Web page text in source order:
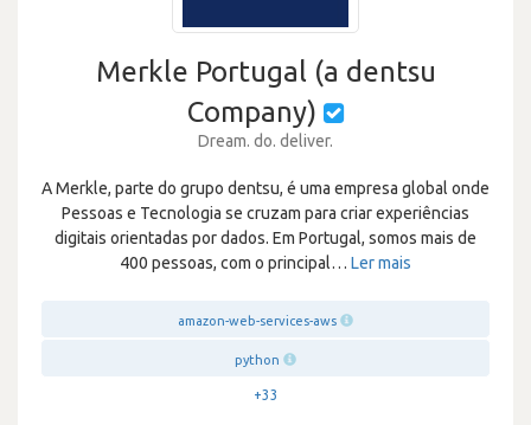
Merkle Portugal (a dentsu
Company)
Dream. do. deliver.
A Merkle, parte do grupo dentsu, é uma empresa global onde
Pessoas e Tecnologia se cruzam para criar experiências
digitais orientadas por dados. Em Portugal, somos mais de
400 pessoas, com o principal… Ler mais
amazon-web-services-aws
python
+33